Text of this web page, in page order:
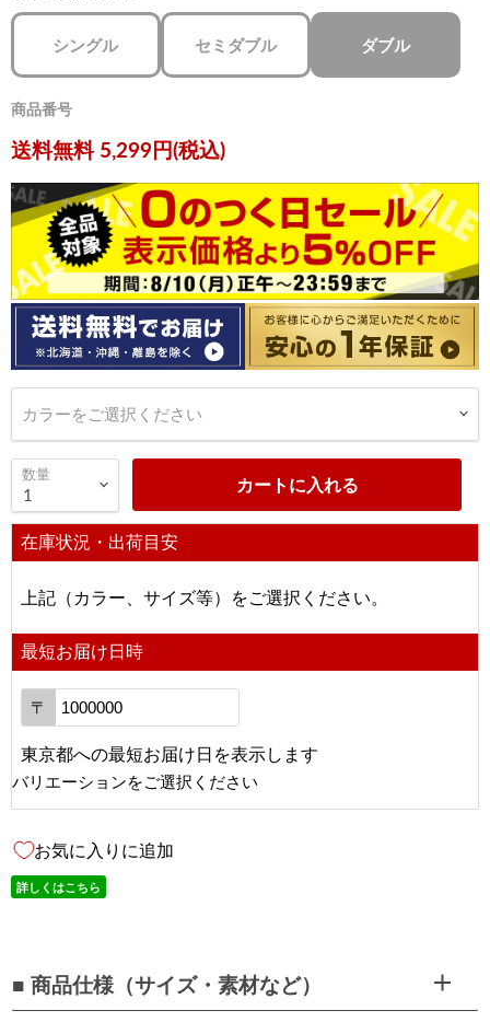
シングル セミダブル ダブル
商品番号
現在の価格
送料無料 5,299円(税込)
カラーをご選択ください
数量
カートに入れる
在庫状況・出荷目安
上記（カラー、サイズ等）をご選択ください。
最短お届け日時
〒
東京都への最短お届け日を表示します
バリエーションをご選択ください
お気に入りに追加
詳しくはこちら
■ 商品仕様（サイズ・素材など）